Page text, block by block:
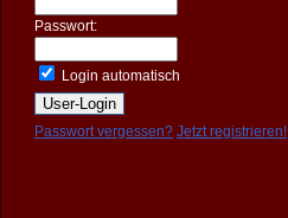
Passwort:
Login automatisch
Passwort vergessen? Jetzt registrieren!